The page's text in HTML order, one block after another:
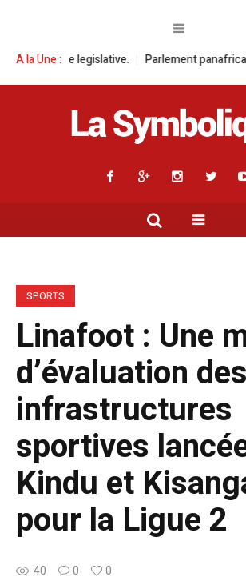
A la Une :
Parlement panafricain : à Johannesburg,
SPORTS
Linafoot : Une
d’évaluation des
infrastructures
sportives
Kindu et
pour la Ligue 2
40 0 0